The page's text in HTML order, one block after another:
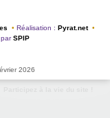
• Réalisation : Pyrat.net •
parSPIP
2026